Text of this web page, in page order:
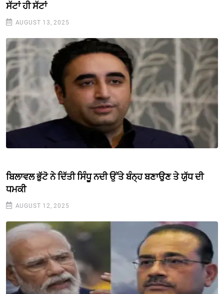
ਸੱਟਾਂ ਹੀ ਸੱਟਾਂ
AUGUST 13, 2025
ਬਿਲਾਵਲ ਭੁੱਟੋ ਨੇ ਦਿੱਤੀ ਸਿੰਧੂ ਨਦੀ ਉੱਤੇ ਬੰਨ੍ਹ ਬਣਾਉਣ ਤੇ ਯੁੱਧ ਦੀ
ਧਮਕੀ
AUGUST 12, 2025